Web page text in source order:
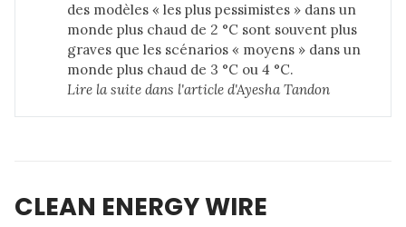
des modèles « les plus pessimistes » dans un
monde plus chaud de 2 °C sont souvent plus
graves que les scénarios « moyens » dans un
monde plus chaud de 3 °C ou 4 °C.
Lire la suite dans l'article d'Ayesha Tandon
CLEAN ENERGY WIRE